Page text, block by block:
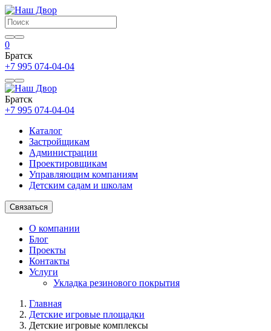
0
Братск
+7 995 074-04-04
Братск
+7 995 074-04-04
Каталог
Застройщикам
Администрации
Проектировщикам
Управляющим компаниям
Детским садам и школам
Связаться
О компании
Блог
Проекты
Контакты
Услуги
Укладка резинового покрытия
Главная
Детские игровые площадки
Детские игровые комплексы